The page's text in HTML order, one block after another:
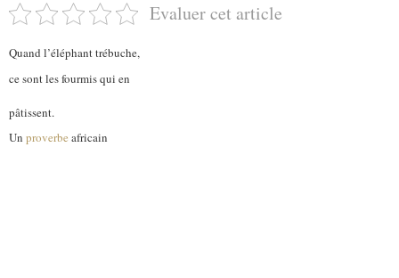
Evaluer cet article
Quand l’éléphant trébuche,
ce sont les fourmis qui en
pâtissent.
Un proverbe africain